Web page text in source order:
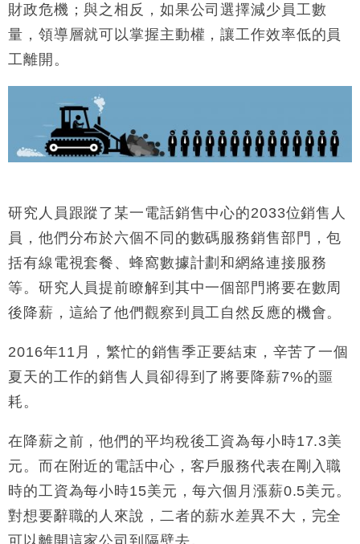
15:59
財經｜SA售股自救後再出手 斥4億美元押注未上市公
司
財政危機；與之相反，如果公司選擇減少員工數
量，領導層就可以掌握主動權，讓工作效率低的員
工離開。
研究人員跟蹤了某一電話銷售中心的2033位銷售人
員，他們分布於六個不同的數碼服務銷售部門，包
括有線電視套餐、蜂窩數據計劃和網絡連接服務
等。研究人員提前瞭解到其中一個部門將要在數周
後降薪，這給了他們觀察到員工自然反應的機會。
2016年11月，繁忙的銷售季正要結束，辛苦了一個
夏天的工作的銷售人員卻得到了將要降薪7%的噩
耗。
在降薪之前，他們的平均稅後工資為每小時17.3美
元。而在附近的電話中心，客戶服務代表在剛入職
時的工資為每小時15美元，每六個月漲薪0.5美元。
對想要辭職的人來說，二者的薪水差異不大，完全